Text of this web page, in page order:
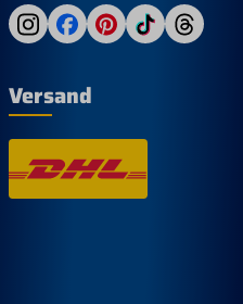
Versand